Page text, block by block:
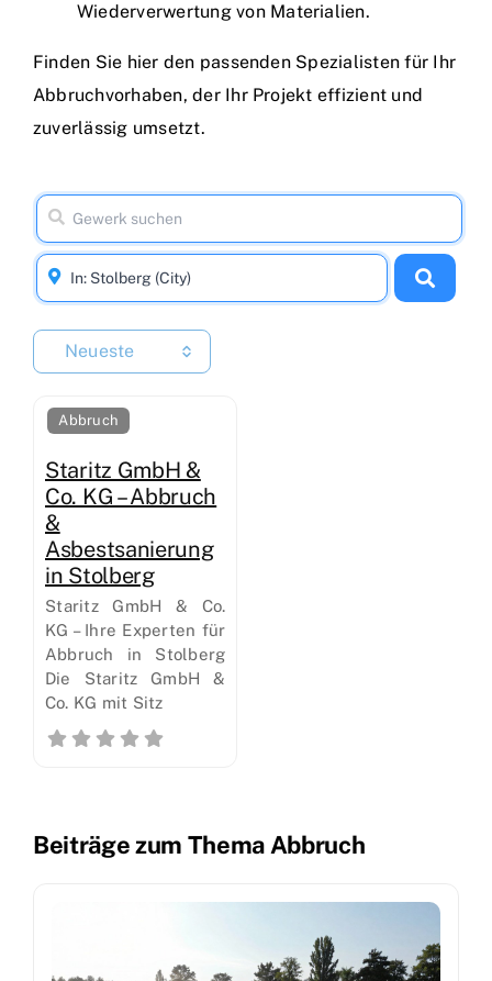
Wiederverwertung von Materialien.
Finden Sie hier den passenden Spezialisten für Ihr
Abbruchvorhaben, der Ihr Projekt effizient und
zuverlässig umsetzt.
Neueste
Abbruch
Staritz GmbH &
Co. KG – Abbruch
&
Asbestsanierung
in Stolberg
Staritz GmbH & Co.
KG – Ihre Experten für
Abbruch in Stolberg
Die Staritz GmbH &
Co. KG mit Sitz
Beiträge zum Thema Abbruch